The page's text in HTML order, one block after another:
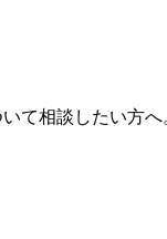
て相談したい方